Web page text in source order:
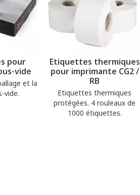
pour
vide
et la
vide.
Etiquettes thermiques
pour imprimante CG2 /
RB
Etiquettes thermiques
protégées. 4 rouleaux de
1000 étiquettes.